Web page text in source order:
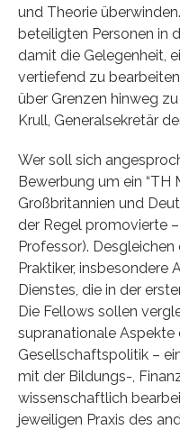
und Theorie
beteiligten Personen in
damit die Gelegenheit,
vertiefend zu
über Grenzen hinweg
Krull, Generalsekretär
Wer soll sich
Bewerbung um ein “TH
Großbritannien und
der Regel promovierte
Professor).
Praktiker, insbesondere
Dienstes, die in der
Die Fellows sollen
supranationale Aspekte
Gesellschaftspolitik –
mit der Bildungs-,
wissenschaftlich
jeweiligen Praxis des